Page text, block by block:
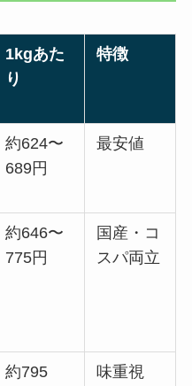
1kgあた
り
特徴
約624〜
689円
最安値
約646〜
775円
国産・コ
スパ両立
約795
味重視